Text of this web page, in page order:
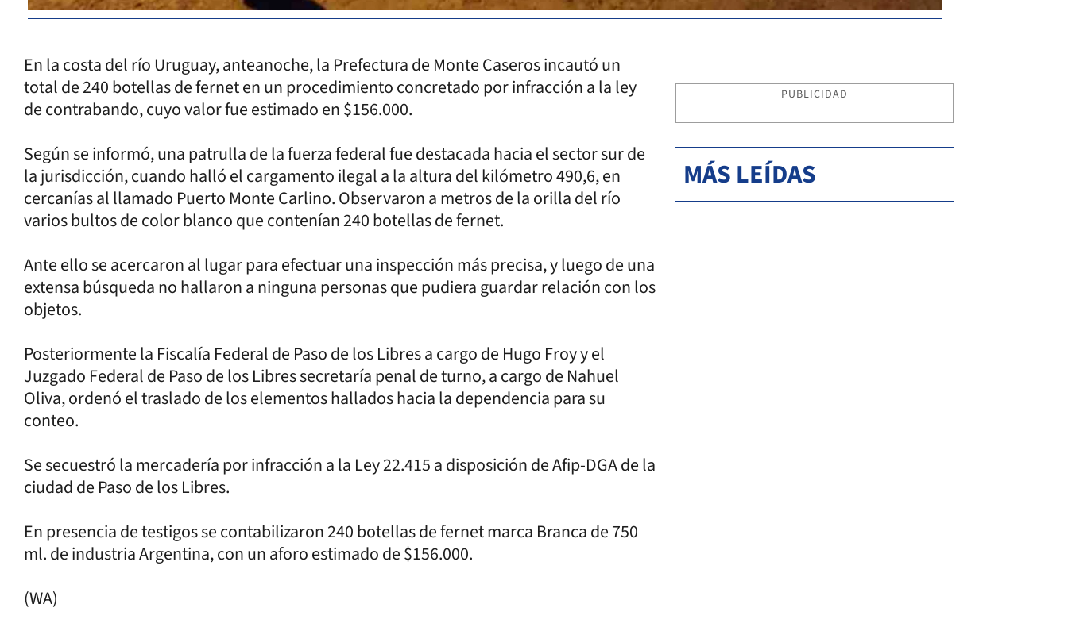
En la costa del río Uruguay, anteanoche, la Prefectura de Monte Caseros incautó un
total de 240 botellas de fernet en un procedimiento concretado por infracción a la ley
de contrabando, cuyo valor fue estimado en $156.000.
Según se informó, una patrulla de la fuerza federal fue destacada hacia el sector sur de
la jurisdicción, cuando halló el cargamento ilegal a la altura del kilómetro 490,6, en
cercanías al llamado Puerto Monte Carlino. Observaron a metros de la orilla del río
varios bultos de color blanco que contenían 240 botellas de fernet.
Ante ello se acercaron al lugar para efectuar una inspección más precisa, y luego de una
extensa búsqueda no hallaron a ninguna personas que pudiera guardar relación con los
objetos.
Posteriormente la Fiscalía Federal de Paso de los Libres a cargo de Hugo Froy y el
Juzgado Federal de Paso de los Libres secretaría penal de turno, a cargo de Nahuel
Oliva, ordenó el traslado de los elementos hallados hacia la dependencia para su
conteo.
Se secuestró la mercadería por infracción a la Ley 22.415 a disposición de Afip-DGA de la
ciudad de Paso de los Libres.
En presencia de testigos se contabilizaron 240 botellas de fernet marca Branca de 750
ml. de industria Argentina, con un aforo estimado de $156.000.
(WA)
PUBLICIDAD
MÁS LEÍDAS